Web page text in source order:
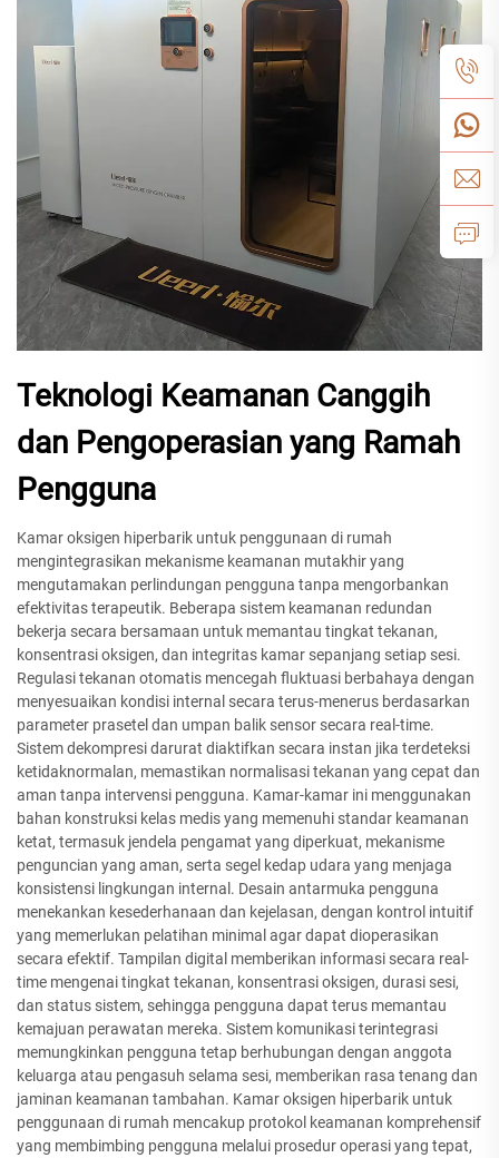
Teknologi Keamanan Canggih
dan Pengoperasian yang Ramah
Pengguna
Kamar oksigen hiperbarik untuk penggunaan di rumah
mengintegrasikan mekanisme keamanan mutakhir yang
mengutamakan perlindungan pengguna tanpa mengorbankan
efektivitas terapeutik. Beberapa sistem keamanan redundan
bekerja secara bersamaan untuk memantau tingkat tekanan,
konsentrasi oksigen, dan integritas kamar sepanjang setiap sesi.
Regulasi tekanan otomatis mencegah fluktuasi berbahaya dengan
menyesuaikan kondisi internal secara terus-menerus berdasarkan
parameter prasetel dan umpan balik sensor secara real-time.
Sistem dekompresi darurat diaktifkan secara instan jika terdeteksi
ketidaknormalan, memastikan normalisasi tekanan yang cepat dan
aman tanpa intervensi pengguna. Kamar-kamar ini menggunakan
bahan konstruksi kelas medis yang memenuhi standar keamanan
ketat, termasuk jendela pengamat yang diperkuat, mekanisme
penguncian yang aman, serta segel kedap udara yang menjaga
konsistensi lingkungan internal. Desain antarmuka pengguna
menekankan kesederhanaan dan kejelasan, dengan kontrol intuitif
yang memerlukan pelatihan minimal agar dapat dioperasikan
secara efektif. Tampilan digital memberikan informasi secara real-
time mengenai tingkat tekanan, konsentrasi oksigen, durasi sesi,
dan status sistem, sehingga pengguna dapat terus memantau
kemajuan perawatan mereka. Sistem komunikasi terintegrasi
memungkinkan pengguna tetap berhubungan dengan anggota
keluarga atau pengasuh selama sesi, memberikan rasa tenang dan
jaminan keamanan tambahan. Kamar oksigen hiperbarik untuk
penggunaan di rumah mencakup protokol keamanan komprehensif
yang membimbing pengguna melalui prosedur operasi yang tepat,